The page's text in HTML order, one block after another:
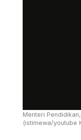
Menteri
(istimewa/youtube